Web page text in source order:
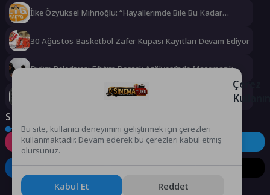
İlke Özyüksel Mihrioğlu: “Hayallerimde Bile Bu Kadar
30 Ağustos Basketbol Zafer Kupası Kayıtları Devam Ediyor
Didim Belediyesi Eğitim Destek Atölyesi’nde Matematik
Başkan Topaloğlu’nun duyarlılığı takdir topladı
Sosyal Medya
Instagram Facebook Twitter
LinkedIn YouTube TikTok
Çerez
Bu site, kullanıcı deneyimini geliştirmek için çerezleri
kullanmaktadır. Devam ederek bu çerezleri kabul etmiş
olursunuz.
Kabul Et Reddet